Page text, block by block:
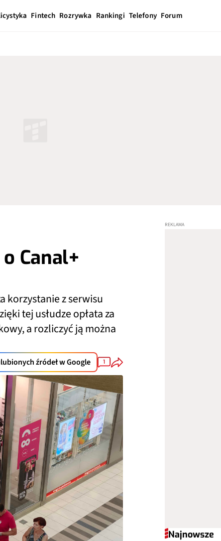
Fintech Rozrywka Rankingi Telefony Forum
Canal+
korzystanie z serwisu
tej usłudze opłata za
a rozliczyć ją można
źródeł w Google 1
Najnowsze